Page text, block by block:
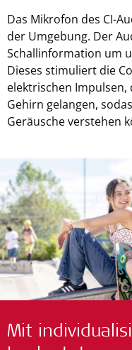
Das Mikrofon des CI-
der Umgebung. Der
Schallinformation um
Dieses stimuliert die
elektrischen
Gehirn gelangen,
Geräusche verstehen
Mit